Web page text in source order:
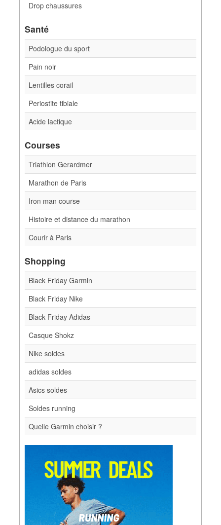
Drop chaussures
Santé
Podologue du sport
Pain noir
Lentilles corail
Periostite tibiale
Acide lactique
Courses
Triathlon Gerardmer
Marathon de Paris
Iron man course
Histoire et distance du marathon
Courir à Paris
Shopping
Black Friday Garmin
Black Friday Nike
Black Friday Adidas
Casque Shokz
Nike soldes
adidas soldes
Asics soldes
Soldes running
Quelle Garmin choisir ?